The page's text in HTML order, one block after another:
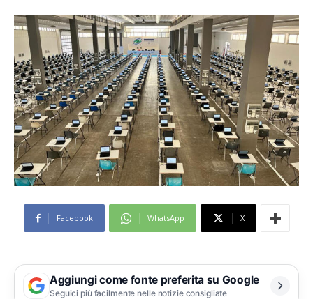
Facebook WhatsApp X
Aggiungi come fonte preferita su Google
Seguici più facilmente nelle notizie consigliate